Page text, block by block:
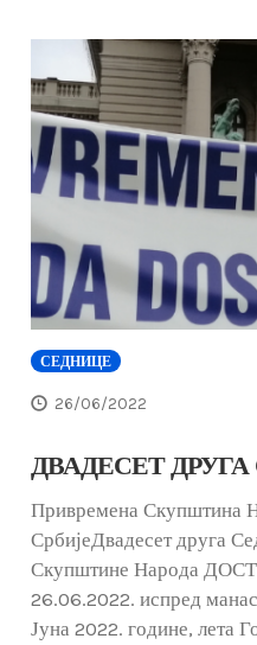
СЕДНИЦЕ
26/06/2022
ДВАДЕСЕТ
Привремена Скупштина
СрбијеДвадесет друга
Скупштине Народа
26.06.2022. испред
Јуна 2022. године, лета